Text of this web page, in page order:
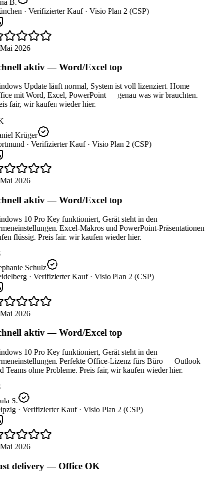
B.
· Verifizierter Kauf · Visio Plan 2 (CSP)
2026
aktiv — Word/Excel top
Update läuft normal, System ist voll lizenziert. Home
mit Word, Excel, PowerPoint — genau was wir brauchten.
fair, wir kaufen wieder hier.
Krüger
· Verifizierter Kauf · Visio Plan 2 (CSP)
2026
aktiv — Word/Excel top
10 Pro Key funktioniert, Gerät steht in den
Excel-Makros und PowerPoint-Präsentationen
flüssig. Preis fair, wir kaufen wieder hier.
Schulz
· Verifizierter Kauf · Visio Plan 2 (CSP)
2026
aktiv — Word/Excel top
10 Pro Key funktioniert, Gerät steht in den
Perfekte Office-Lizenz fürs Büro — Outlook
Teams ohne Probleme. Preis fair, wir kaufen wieder hier.
S.
· Verifizierter Kauf · Visio Plan 2 (CSP)
2026
delivery — Office OK